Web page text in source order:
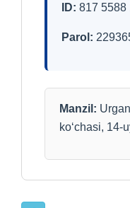
ID: 817 5588
Parol:
Manzil:
ko‘chasi, 14-